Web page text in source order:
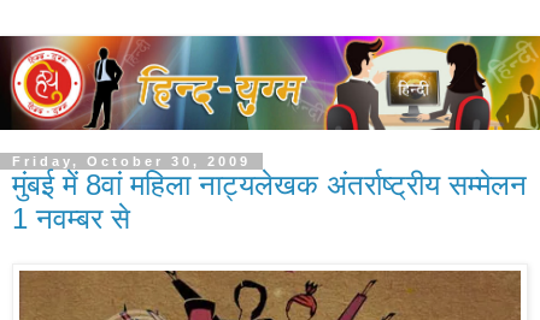
Friday, October 30, 2009
मुंबई में 8वां महिला नाट्यलेखक अंतर्राष्ट्रीय सम्मेलन
1 नवम्बर से